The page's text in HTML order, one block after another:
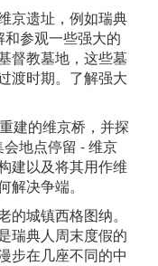
京遗址，例如瑞典
参观一些强大的
督教墓地，这些墓
渡时期。了解强大
建的维京桥，并探
地点停留 - 维京
建以及将其用作维
决争端。
城镇西格图纳。
瑞典人周末度假的
步在几座不同的中